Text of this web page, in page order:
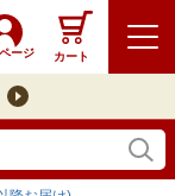
ージ カート